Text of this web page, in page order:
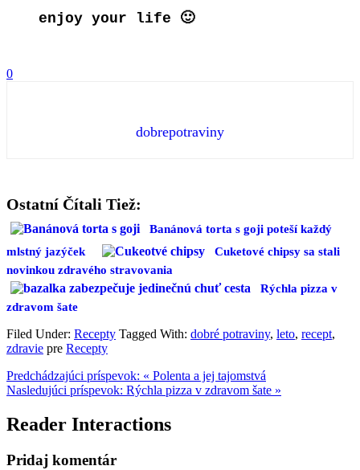
enjoy your life 🙂
0
dobrepotraviny
Ostatní Čítali Tiež:
Banánová torta s goji poteší každý
mlstný jazýček
Cuketové chipsy sa stali
novinkou zdravého stravovania
Rýchla pizza v
zdravom šate
Filed Under: Recepty Tagged With: dobré potraviny, leto, recept,
zdravie pre Recepty
Predchádzajúci príspevok: « Polenta a jej tajomstvá
Nasledujúci príspevok: Rýchla pizza v zdravom šate »
Reader Interactions
Pridaj komentár